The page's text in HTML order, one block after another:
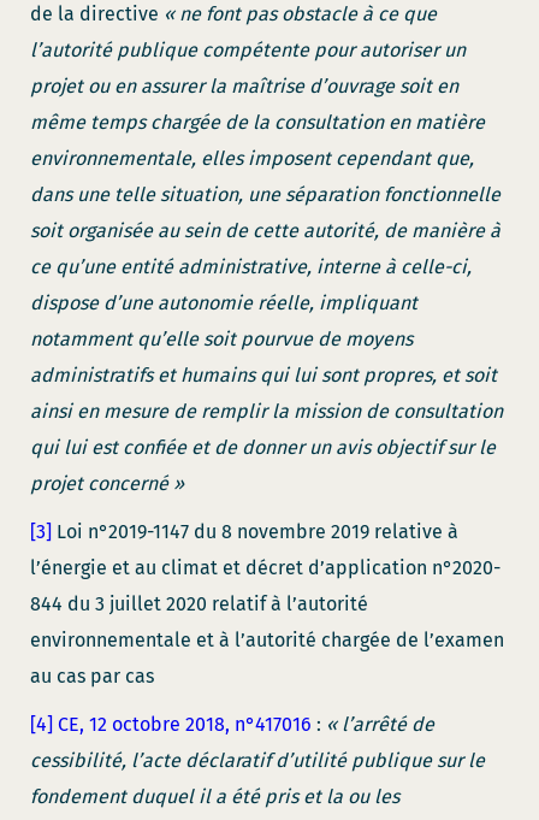
de la directive « ne font pas obstacle à ce que
l’autorité publique compétente pour autoriser un
projet ou en assurer la maîtrise d’ouvrage soit en
même temps chargée de la consultation en matière
environnementale, elles imposent cependant que,
dans une telle situation, une séparation fonctionnelle
soit organisée au sein de cette autorité, de manière à
ce qu’une entité administrative, interne à celle-ci,
dispose d’une autonomie réelle, impliquant
notamment qu’elle soit pourvue de moyens
administratifs et humains qui lui sont propres, et soit
ainsi en mesure de remplir la mission de consultation
qui lui est confiée et de donner un avis objectif sur le
projet concerné »
[3] Loi n°2019-1147 du 8 novembre 2019 relative à
l’énergie et au climat et décret d’application n°2020-
844 du 3 juillet 2020 relatif à l’autorité
environnementale et à l’autorité chargée de l’examen
au cas par cas
[4] CE, 12 octobre 2018, n°417016 : « l’arrêté de
cessibilité, l’acte déclaratif d’utilité publique sur le
fondement duquel il a été pris et la ou les